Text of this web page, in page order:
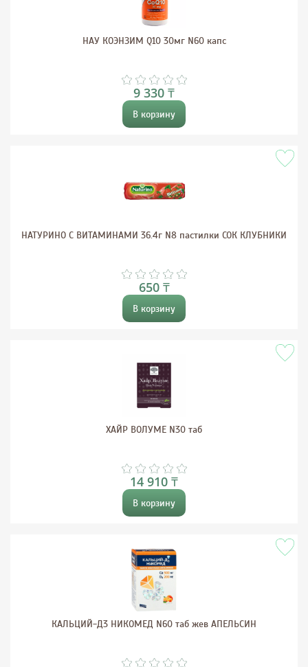
НАУ КОЭНЗИМ Q10 30мг N60 капс
9 330 ₸
В корзину
НАТУРИНО С ВИТАМИНАМИ 36.4г N8 пастилки СОК КЛУБНИКИ
650 ₸
В корзину
ХАЙР ВОЛУМЕ N30 таб
14 910 ₸
В корзину
КАЛЬЦИЙ-Д3 НИКОМЕД N60 таб жев АПЕЛЬСИН